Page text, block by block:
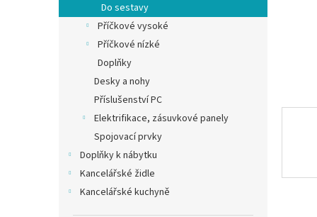
Do sestavy
Příčkové vysoké
Příčkové nízké
Doplňky
Desky a nohy
Příslušenství PC
Elektrifikace, zásuvkové panely
Spojovací prvky
Doplňky k nábytku
Kancelářské židle
Kancelářské kuchyně